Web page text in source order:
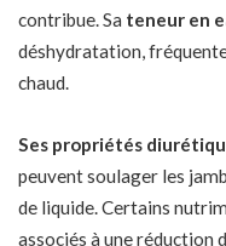
contribue. Sa teneur en
déshydratation,
chaud.
Ses propriétés
peuvent soulager les
de liquide. Certains
associés à une réduction